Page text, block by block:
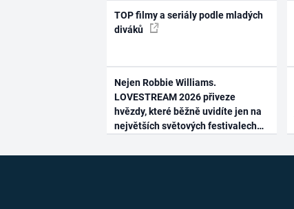
TOP filmy a seriály podle mladých
diváků
Nejen Robbie Williams.
LOVESTREAM 2026 přiveze
hvězdy, které běžně uvidíte jen na
největších světových festivalech